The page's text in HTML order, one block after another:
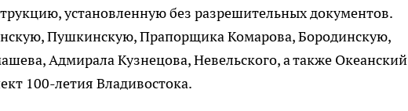
установленную без разрешительных документов.
Пушкинскую, Прапорщика Комарова, Бородинскую,
Адмирала Кузнецова, Невельского, а также Океанский
100-летия Владивостока.